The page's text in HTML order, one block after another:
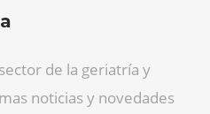
de la geriatría y
noticias y novedades